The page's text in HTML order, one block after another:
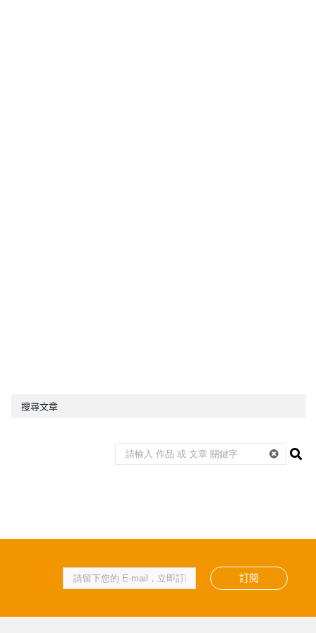
搜尋文章
訂閱